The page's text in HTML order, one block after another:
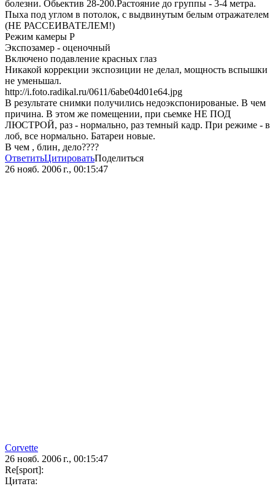
болезни. Обьектив 28-200.Растояние до группы - 3-4 метра.
Пыха под углом в потолок, с выдвинутым белым отражателем
(НЕ РАССЕИВАТЕЛЕМ!)
Режим камеры Р
Экспозамер - оценочный
Включено подавление красных глаз
Никакой коррекции экспозиции не делал, мощность вспышки
не уменьшал.
http://i.foto.radikal.ru/0611/6abe04d01e64.jpg
В результате снимки получились недоэкспонированые. В чем
причина. В этом же помещении, при сьемке НЕ ПОД
ЛЮСТРОЙ, раз - нормально, раз темный кадр. При режиме - в
лоб, все нормально. Батареи новые.
В чем , блин, дело????
ОтветитьЦитироватьПоделиться
26 нояб. 2006 г., 00:15:47
Corvette
26 нояб. 2006 г., 00:15:47
Re[sport]:
Цитата: